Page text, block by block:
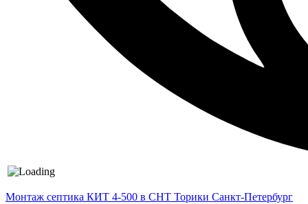
Монтаж септика КИТ 4-500 в СНТ Торики Санкт-Петербург